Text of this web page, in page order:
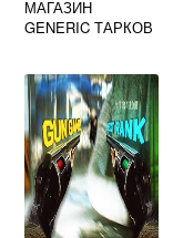
МАГАЗИН
GENERIC ТАРКОВ